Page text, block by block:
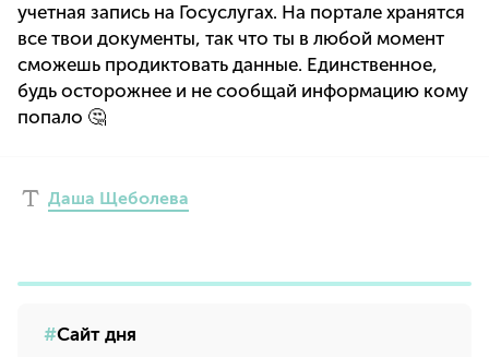
учетная запись на Госуслугах. На портале хранятся
все твои документы, так что ты в любой момент
сможешь продиктовать данные. Единственное,
будь осторожнее и не сообщай информацию кому
попало 🤔
Даша Щеболева
Сайт дня